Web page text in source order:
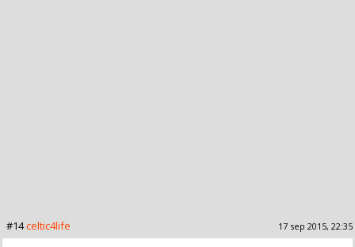
#14celtic4life 17 sep 2015, 22:35